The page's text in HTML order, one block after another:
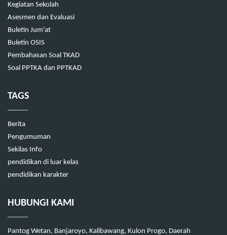
Kegiatan Sekolah
Asesmen dan Evaluasi
Buletin Jum'at
Buletin OSIS
Pembahasan Soal TKAD
Soal PPTKA dan PPTKAD
TAGS
Berita
Pengumuman
Sekilas Info
pendidikan di luar kelas
pendidikan karakter
HUBUNGI KAMI
Pantog Wetan, Banjaroyo, Kalibawang, Kulon Progo, Daerah